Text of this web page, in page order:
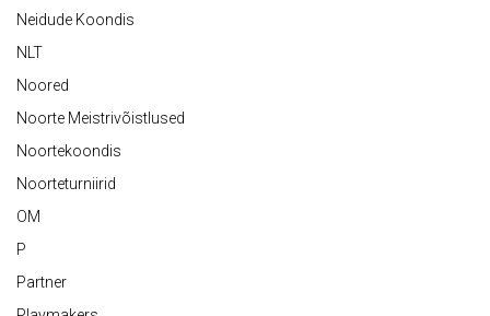
Neidude Koondis
NLT
Noored
Noorte Meistrivõistlused
Noortekoondis
Noorteturniirid
OM
P
Partner